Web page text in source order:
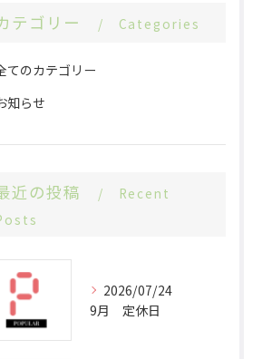
テゴリー Categories
てのカテゴリー
知らせ
近の投稿
Recent
2026/07/24
9月 定休日